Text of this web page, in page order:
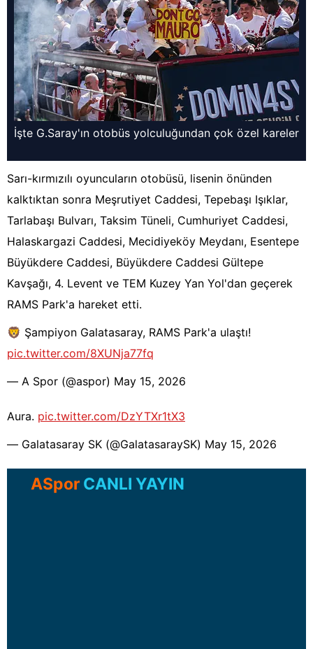
İşte G.Saray'ın otobüs yolculuğundan çok özel kareler
Sarı-kırmızılı oyuncuların otobüsü, lisenin önünden
kalktıktan sonra Meşrutiyet Caddesi, Tepebaşı Işıklar,
Tarlabaşı Bulvarı, Taksim Tüneli, Cumhuriyet Caddesi,
Halaskargazi Caddesi, Mecidiyeköy Meydanı, Esentepe
Büyükdere Caddesi, Büyükdere Caddesi Gültepe
Kavşağı, 4. Levent ve TEM Kuzey Yan Yol'dan geçerek
RAMS Park'a hareket etti.
🦁 Şampiyon Galatasaray, RAMS Park'a ulaştı!
pic.twitter.com/8XUNja77fq
— A Spor (@aspor) May 15, 2026
Aura. pic.twitter.com/DzYTXr1tX3
— Galatasaray SK (@GalatasaraySK) May 15, 2026
ASpor CANLI YAYIN